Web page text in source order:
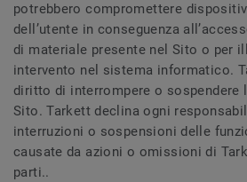
potrebbero compromettere
dell’utente in conseguenza
di materiale presente nel Sito o per
intervento nel sistema informatico.
diritto di interrompere o sospendere
Sito. Tarkett declina ogni
interruzioni o sospensioni delle
causate da azioni o omissioni di
parti..